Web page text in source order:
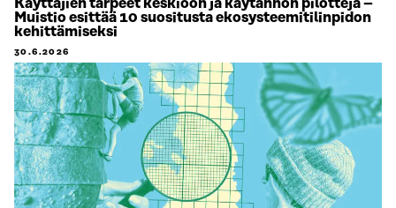
Käyttäjien tarpeet keskiöön ja käytännön pilotteja –
Muistio esittää 10 suositusta ekosysteemitilinpidon
kehittämiseksi
30.6.2026